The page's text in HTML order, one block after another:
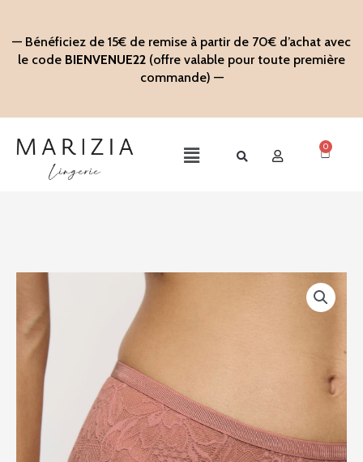
contenu
— Bénéficiez de 15€ de remise à partir de 70€ d’achat avec
le code BIENVENUE22 (offre valable pour toute première
commande) —
Main
0
Panier